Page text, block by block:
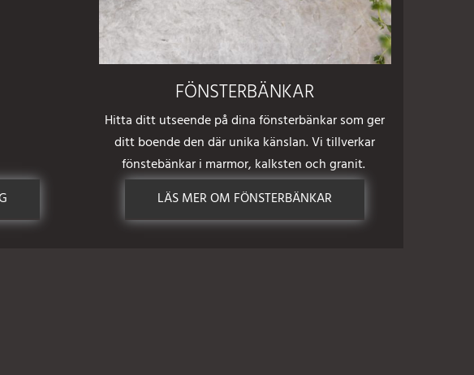
FÖNSTERBÄNKAR
Hitta ditt utseende på dina fönsterbänkar som ger
ditt boende den där unika känslan. Vi tillverkar
fönstebänkar i marmor, kalksten och granit.
LÄS MER OM FÖNSTERBÄNKAR